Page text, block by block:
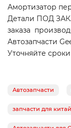
Амортизатор
Детали ПОД
заказа
Автозапчасти
Уточняйте
Автозапчасти
запчасти для